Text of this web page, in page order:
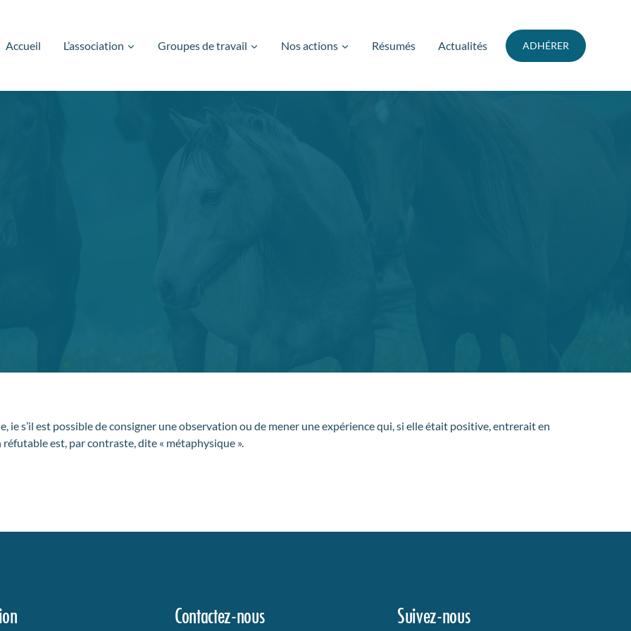
Accueil L’association Groupes de travail Nos actions Résumés Actualités ADHÉRER
ie s’il est possible de consigner une observation ou de mener une expérience qui, si elle était positive, entrerait en
est, par contraste, dite « métaphysique ».
Contactez-nous Suivez-nous